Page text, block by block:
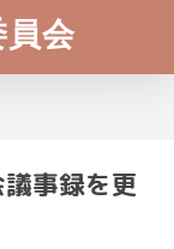
会
事録を更